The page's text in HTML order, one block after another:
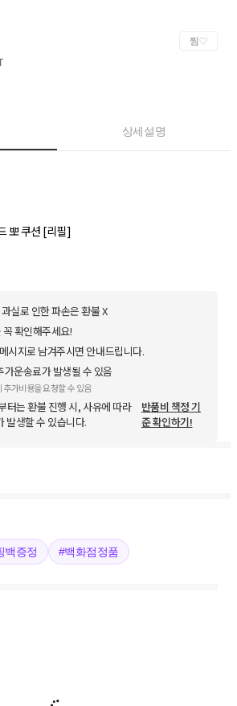
찜
상세설명
뽀 쿠션 [리필]
실로 인한 파손은 환불 X
확인해주세요!
시지로 남겨주시면 안내드립니다.
운송료가 발생될 수 있음
추가비용을 요청할 수 있음
터는 환불 진행 시, 사유에 따라
발생할 수 있습니다.
반품비 책정 기
준 확인하기!
백증정 #백화점정품